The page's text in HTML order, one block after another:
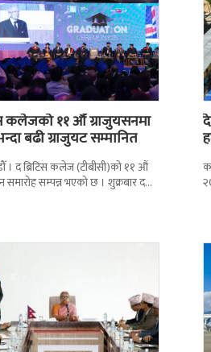
कलेजको ११ औँ ग्राजुयसनमा
बढी ग्राजुयट सम्मानित
। द ब्रिटिस कलेज (टीबीसी)को ११ औं
समारोह सम्पन्न भएको छ । शुक्रबार द